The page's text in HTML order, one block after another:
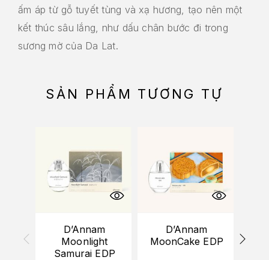
ấm áp từ gỗ tuyết tùng và xạ hương, tạo nên một
kết thúc sâu lắng, như dấu chân bước đi trong
sương mờ của Da Lat.
SẢN PHẨM TƯƠNG TỰ
D’Annam
Moonlight
Samurai EDP
D’Annam
MoonCake EDP